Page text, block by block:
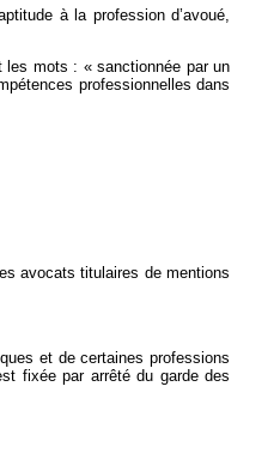
à la profession d’avoué,
les mots : « sanctionnée par un
professionnelles dans
avocats titulaires de mentions
et de certaines professions
fixée par arrêté du garde des